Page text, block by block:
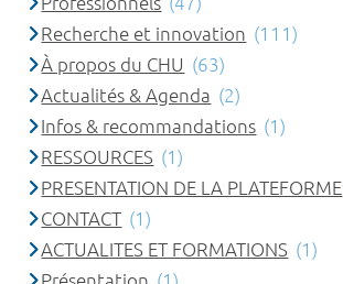
Recherche et innovation (111)
À propos du CHU (63)
Actualités & Agenda (2)
Infos & recommandations (1)
RESSOURCES (1)
PRESENTATION DE LA PLATEFORME
CONTACT (1)
ACTUALITES ET FORMATIONS (1)